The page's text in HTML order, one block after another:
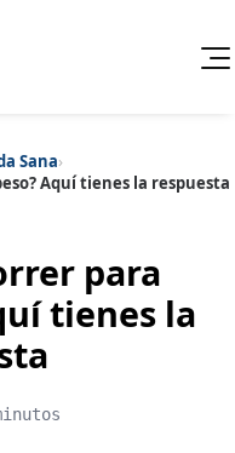
Cancelar
Seguros de Vida
extra
Sana›
Aquí tienes la respuesta
para
tienes la